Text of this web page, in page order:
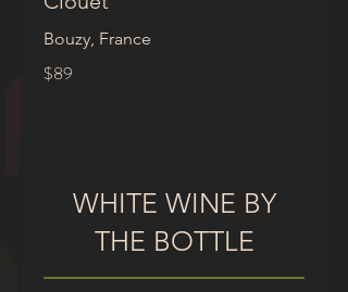
Bouzy, France
$89
WHITE WINE BY
THE BOTTLE